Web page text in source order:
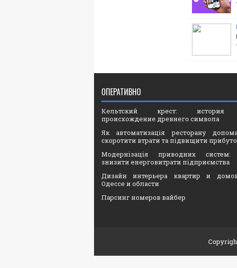
ОПЕРАТИВНО
Кельтский крест:
происхождение древнего символа
Як автоматизація ресторану
скоротити втрати та підвищити
Модернізація приводних
знизити енерговитрати підприємства
Дизайн интерьера квартир и
Одессе и области
Парсинг номеров вайбер